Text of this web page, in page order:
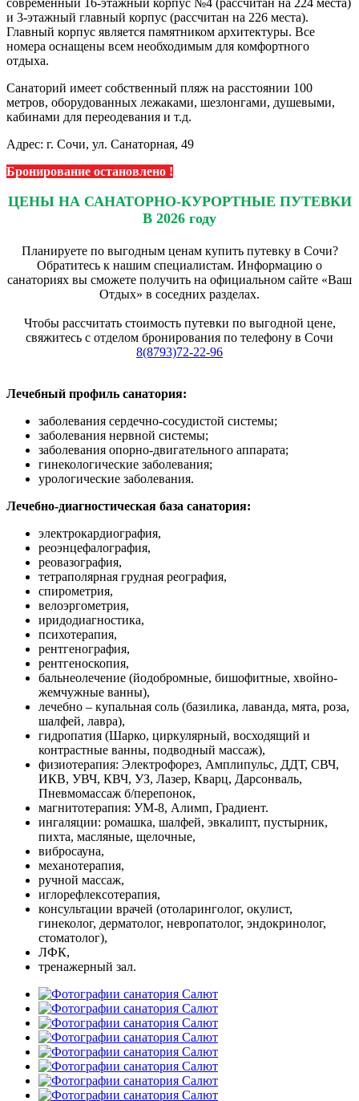
и 3-этажный главный корпус (рассчитан на 226 места).
Главный корпус является памятником архитектуры. Все
номера оснащены всем необходимым для комфортного
отдыха.
Санаторий имеет собственный пляж на расстоянии 100
метров, оборудованных лежаками, шезлонгами, душевыми,
кабинами для переодевания и т.д.
Адрес: г. Сочи, ул. Санаторная, 49
Бронирование остановлено !
ЦЕНЫ НА САНАТОРНО-КУРОРТНЫЕ ПУТЕВКИ
В 2026 году
Планируете по выгодным ценам купить путевку в Сочи?
Обратитесь к нашим специалистам. Информацию о
санаториях вы сможете получить на официальном сайте «Ваш
Отдых» в соседних разделах.
Чтобы рассчитать стоимость путевки по выгодной цене,
свяжитесь с отделом бронирования по телефону в Сочи
8(8793)72-22-96
Лечебный профиль санатория:
заболевания сердечно-сосудистой системы;
заболевания нервной системы;
заболевания опорно-двигательного аппарата;
гинекологические заболевания;
урологические заболевания.
Лечебно-диагностическая база санатория:
электрокардиография,
реоэнцефалография,
реовазография,
тетраполярная грудная реография,
спирометрия,
велоэргометрия,
иридодиагностика,
психотерапия,
рентгенография,
рентгеноскопия,
бальнеолечение (йодобромные, бишофитные, хвойно-
жемчужные ванны),
лечебно – купальная соль (базилика, лаванда, мята, роза,
шалфей, лавра),
гидропатия (Шарко, циркулярный, восходящий и
контрастные ванны, подводный массаж),
физиотерапия: Электрофорез, Амплипульс, ДДТ, СВЧ,
ИКВ, УВЧ, КВЧ, УЗ, Лазер, Кварц, Дарсонваль,
Пневмомассаж б/перепонок,
магнитотерапия: УМ-8, Алимп, Градиент.
ингаляции: ромашка, шалфей, эвкалипт, пустырник,
пихта, масляные, щелочные,
вибросауна,
механотерапия,
ручной массаж,
иглорефлексотерапия,
консультации врачей (отоларинголог, окулист,
гинеколог, дерматолог, невропатолог, эндокринолог,
стоматолог),
ЛФК,
тренажерный зал.